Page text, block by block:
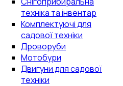
техніка та інвентар
Комплектуючі для
садової техніки
Дроворуби
Мотобури
Двигуни для садової
техніки